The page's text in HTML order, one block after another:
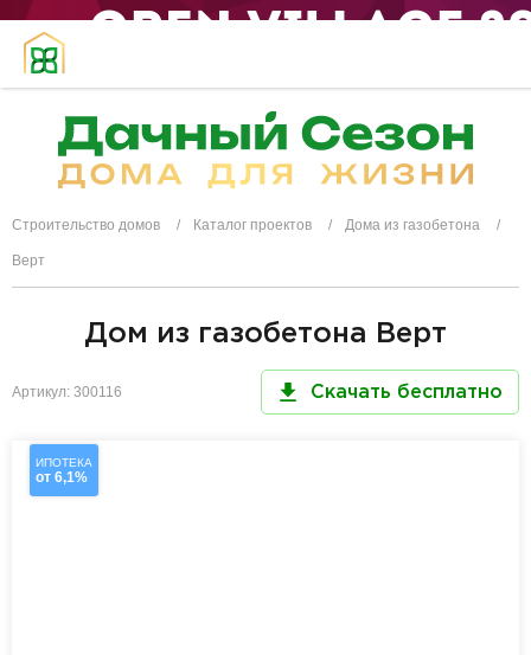
Строительство домов Каталог проектов Дома из газобетона
Верт
Дом из газобетона Верт
Артикул: 300116 Скачать бесплатно
ИПОТЕКА
от 6,1%